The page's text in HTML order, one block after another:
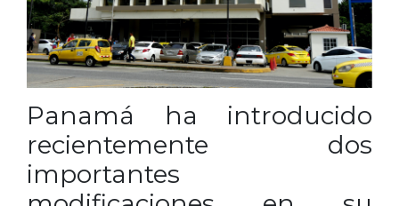
Panamá ha introducido
recientemente dos
importantes